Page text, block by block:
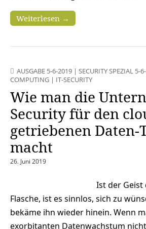
Weiterlesen →
AUSGABE 5-6-2019 | SECURITY SPEZIAL 5-
COMPUTING | IT-SECURITY
Wie man die
Security für den
getriebenen
macht
26. Juni 2019
Ist der Geist
Flasche, ist es sinnlos, sich zu
bekäme ihn wieder hinein. Wenn
exorbitanten Datenwachstum